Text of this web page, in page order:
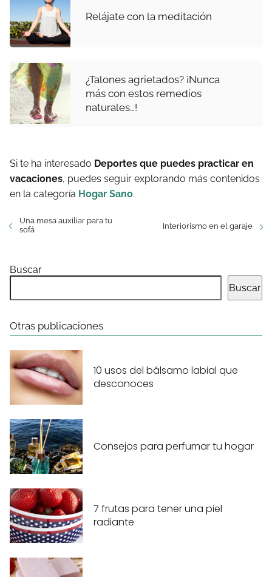
Relájate con la meditación
¿Talones agrietados? ¡Nunca
más con estos remedios
naturales…!
Si te ha interesado Deportes que puedes practicar en
vacaciones, puedes seguir explorando más contenidos
en la categoría Hogar Sano.
Una mesa auxiliar para tu
sofá
Interiorismo en el garaje
Buscar
Buscar
Otras publicaciones
10 usos del bálsamo labial que
desconoces
Consejos para perfumar tu hogar
7 frutas para tener una piel
radiante